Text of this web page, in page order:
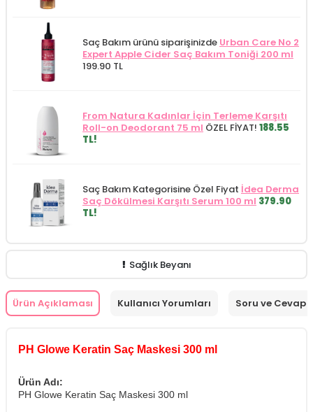
Saç Bakım ürünü siparişinizde Urban Care No 2
Expert Apple Cider Saç Bakım Toniği 200 ml
199.90 TL
From Natura Kadınlar İçin Terleme Karşıtı
Roll-on Deodorant 75 ml ÖZEL FİYAT! 188.55
TL!
Saç Bakım Kategorisine Özel Fiyat İdea Derma
Saç Dökülmesi Karşıtı Serum 100 ml 379.90
TL!
Sağlık Beyanı
Ürün Açıklaması Kullanıcı Yorumları Soru ve Cevap
PH Glowe Keratin Saç Maskesi 300 ml
Ürün Adı:
PH Glowe Keratin Saç Maskesi 300 ml